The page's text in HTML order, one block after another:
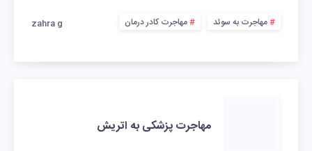
مهاجرت به سوئد مهاجرت کادر درمان zahra g
مهاجرت پزشکی به اتریش